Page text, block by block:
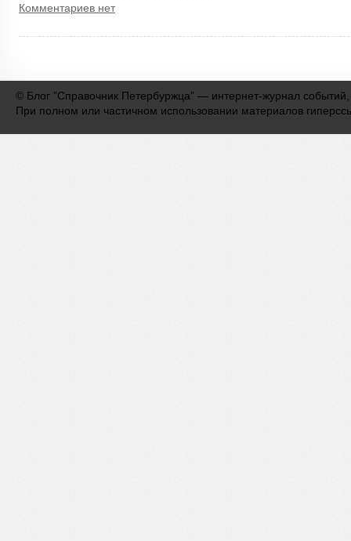
Комментариев нет
© Блог ”Справочник Петербуржца” — интернет-журнал
При полном или частичном использовании материалов